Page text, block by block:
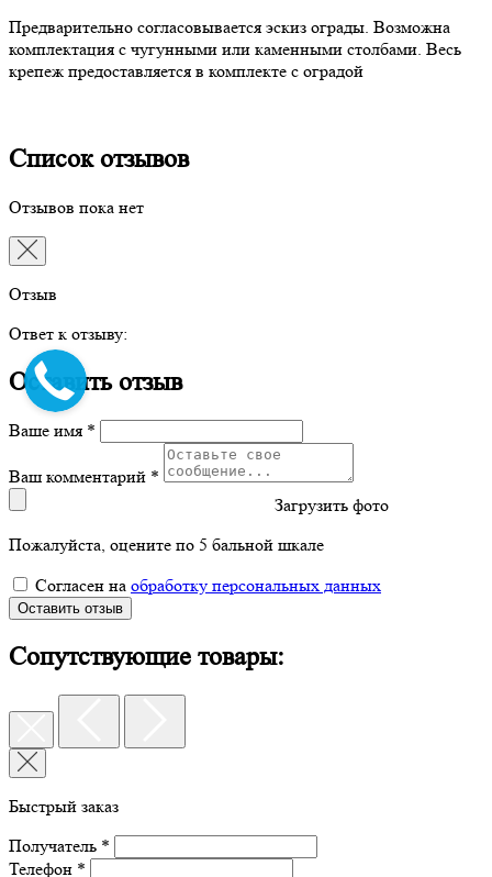
Предварительно согласовывается эскиз ограды. Возможна
комплектация с чугунными или каменными столбами. Весь
крепеж предоставляется в комплекте с оградой
Список отзывов
Отзывов пока нет
Отзыв
Ответ к отзыву:
Оставить отзыв
Ваше имя *
Ваш комментарий *
Загрузить фото
Пожалуйста, оцените по 5 бальной шкале
Согласен на обработку персональных данных
Оставить отзыв
Сопутствующие товары:
Быстрый заказ
Получатель *
Телефон *